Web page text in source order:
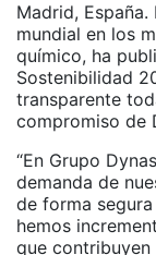
Madrid,
mundial en los
químico, ha
Sostenibilidad
transparente
compromiso de
“En Grupo
demanda de
de forma
hemos
que